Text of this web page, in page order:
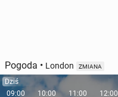
Pogoda • London ZMIANA
Dziś
09:00
10:00 11:00 12:00